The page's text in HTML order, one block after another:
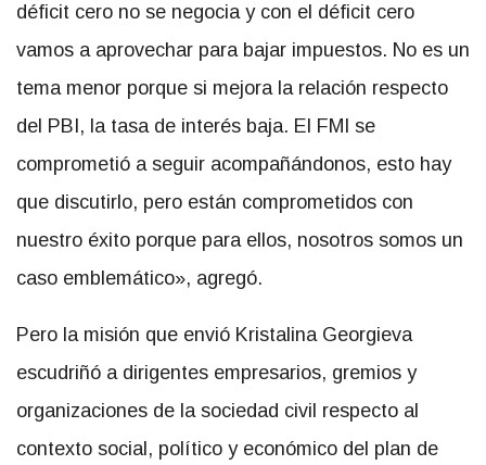
déficit cero no se negocia y con el déficit cero
vamos a aprovechar para bajar impuestos. No es un
tema menor porque si mejora la relación respecto
del PBI, la tasa de interés baja. El FMI se
comprometió a seguir acompañándonos, esto hay
que discutirlo, pero están comprometidos con
nuestro éxito porque para ellos, nosotros somos un
caso emblemático», agregó.
Pero la misión que envió Kristalina Georgieva
escudriñó a dirigentes empresarios, gremios y
organizaciones de la sociedad civil respecto al
contexto social, político y económico del plan de